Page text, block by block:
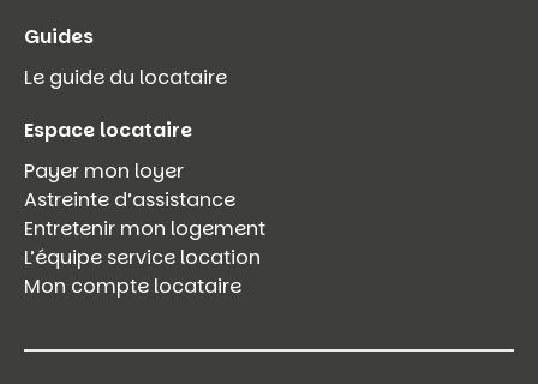
Guides
Le guide du locataire
Espace locataire
Payer mon loyer
Astreinte d’assistance
Entretenir mon logement
L’équipe service location
Mon compte locataire